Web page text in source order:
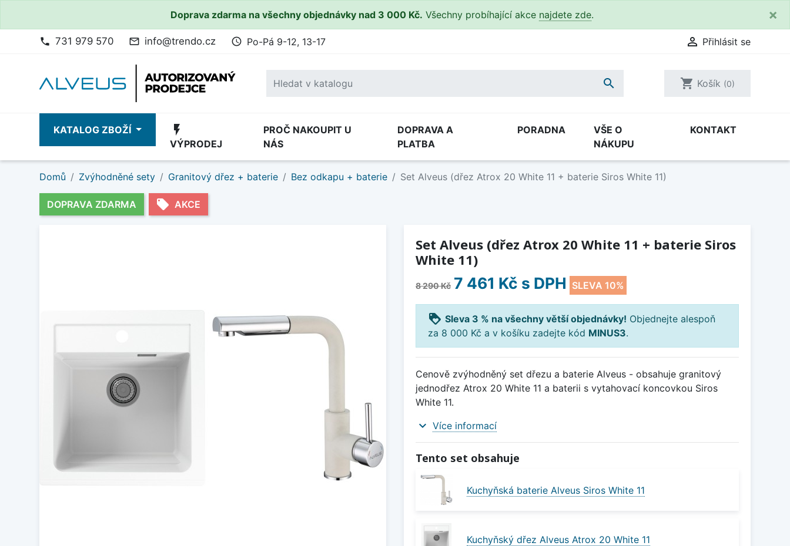
Doprava zdarma na všechny objednávky nad 3 000 Kč. Všechny probíhající akce najdete zde. ×
phone 731 979 570 mail_outline info@trendo.cz access_time Po-Pá 9-12, 13-17  Přihlásit se
 shopping_cart Košík (0)
KATALOG ZBOŽÍ flash_on
VÝPRODEJ
PROČ NAKOUPIT U
NÁS
DOPRAVA A
PLATBA
PORADNA
VŠE O
NÁKUPU
KONTAKT
Domů Zvýhodněné sety Granitový dřez + baterie Bez odkapu + baterie Set Alveus (dřez Atrox 20 White 11 + baterie Siros White 11)
DOPRAVA ZDARMA local_offer AKCE
Set Alveus (dřez Atrox 20 White 11 + baterie Siros
White 11)
8 290 Kč 7 461 Kč s DPH SLEVA 10%
loyalty Sleva 3 % na všechny větší objednávky! Objednejte alespoň
za 8 000 Kč a v košíku zadejte kód MINUS3.
Cenově zvýhodněný set dřezu a baterie Alveus - obsahuje granitový
jednodřez Atrox 20 White 11 a baterii s vytahovací koncovkou Siros
White 11.
expand_more Více informací
Tento set obsahuje
Kuchyňská baterie Alveus Siros White 11
Kuchyňský dřez Alveus Atrox 20 White 11